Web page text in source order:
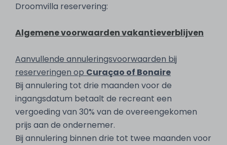
Droomvilla reservering:
Algemene voorwaarden vakantieverblijven
Aanvullende annuleringsvoorwaarden bij
reserveringen op Curaçao of Bonaire
Bij annulering tot drie maanden voor de
ingangsdatum betaalt de recreant een
vergoeding van 30% van de overeengekomen
prijs aan de ondernemer.
Bij annulering binnen drie tot twee maanden voor